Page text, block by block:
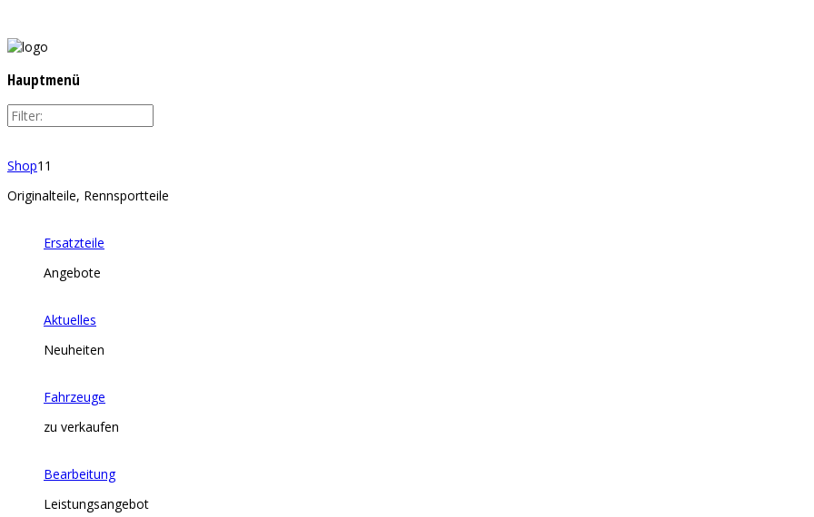
Hauptmenü
Shop11
Originalteile, Rennsportteile
Ersatzteile
Angebote
Aktuelles
Neuheiten
Fahrzeuge
zu verkaufen
Bearbeitung
Leistungsangebot